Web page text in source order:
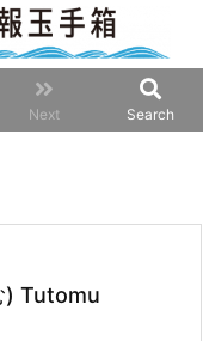
Next Search
) Tutomu